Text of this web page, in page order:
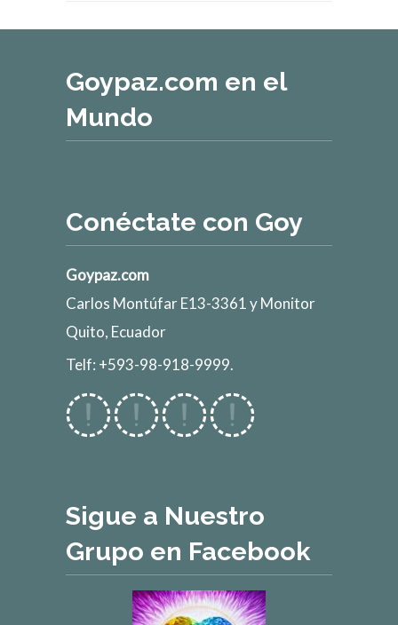
Goypaz.com en el
Mundo
Conéctate con Goy
Goypaz.com
Carlos Montúfar E13-3361 y Monitor
Quito, Ecuador
Telf: +593-98-918-9999.
Sigue a Nuestro
Grupo en Facebook